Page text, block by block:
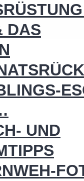
DAS
UND